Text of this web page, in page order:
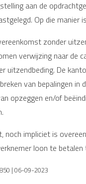
aan de
Op die manier
zonder
verwijzing naar de
De
van bepalingen
opzeggen en/of
impliciet is
loon te
| 06-09-2023